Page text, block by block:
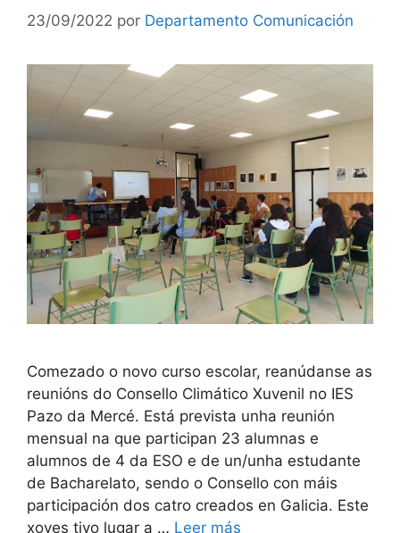
23/09/2022 por Departamento Comunicación
Comezado o novo curso escolar, reanúdanse as
reunións do Consello Climático Xuvenil no IES
Pazo da Mercé. Está prevista unha reunión
mensual na que participan 23 alumnas e
alumnos de 4 da ESO e de un/unha estudante
de Bacharelato, sendo o Consello con máis
participación dos catro creados en Galicia. Este
xoves tivo lugar a … Leer más